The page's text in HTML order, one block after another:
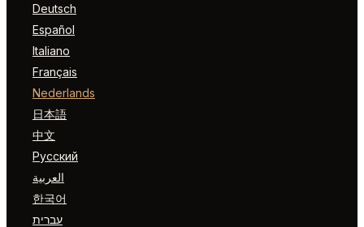
Deutsch
Español
Italiano
Français
Nederlands
日本語
中文
Русский
العربية
한국어
עברית